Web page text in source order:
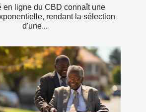
en ligne du CBD connaît une
rendant la sélection
d'une...